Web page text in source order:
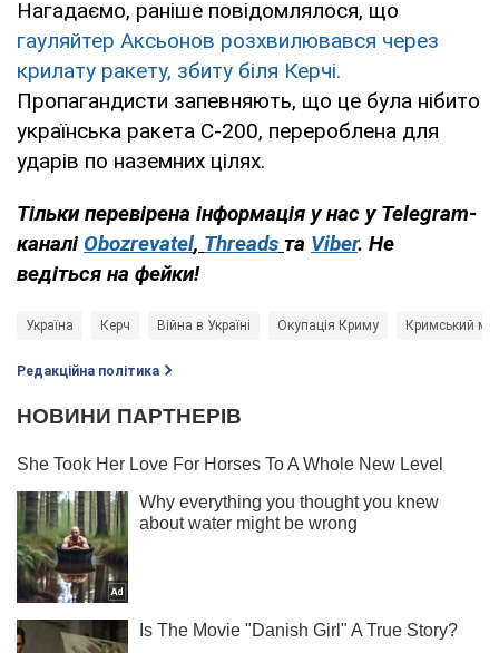
Нагадаємо, раніше повідомлялося, що
гауляйтер Аксьонов розхвилювався через
крилату ракету, збиту біля Керчі.
Пропагандисти запевняють, що це була нібито
українська ракета С-200, перероблена для
ударів по наземних цілях.
Тільки перевірена інформація у нас у Telegram-
каналі Obozrevatel, Threads та Viber. Не
ведіться на фейки!
Україна Керч Війна в Україні Окупація Криму Кримський
Редакційна політика